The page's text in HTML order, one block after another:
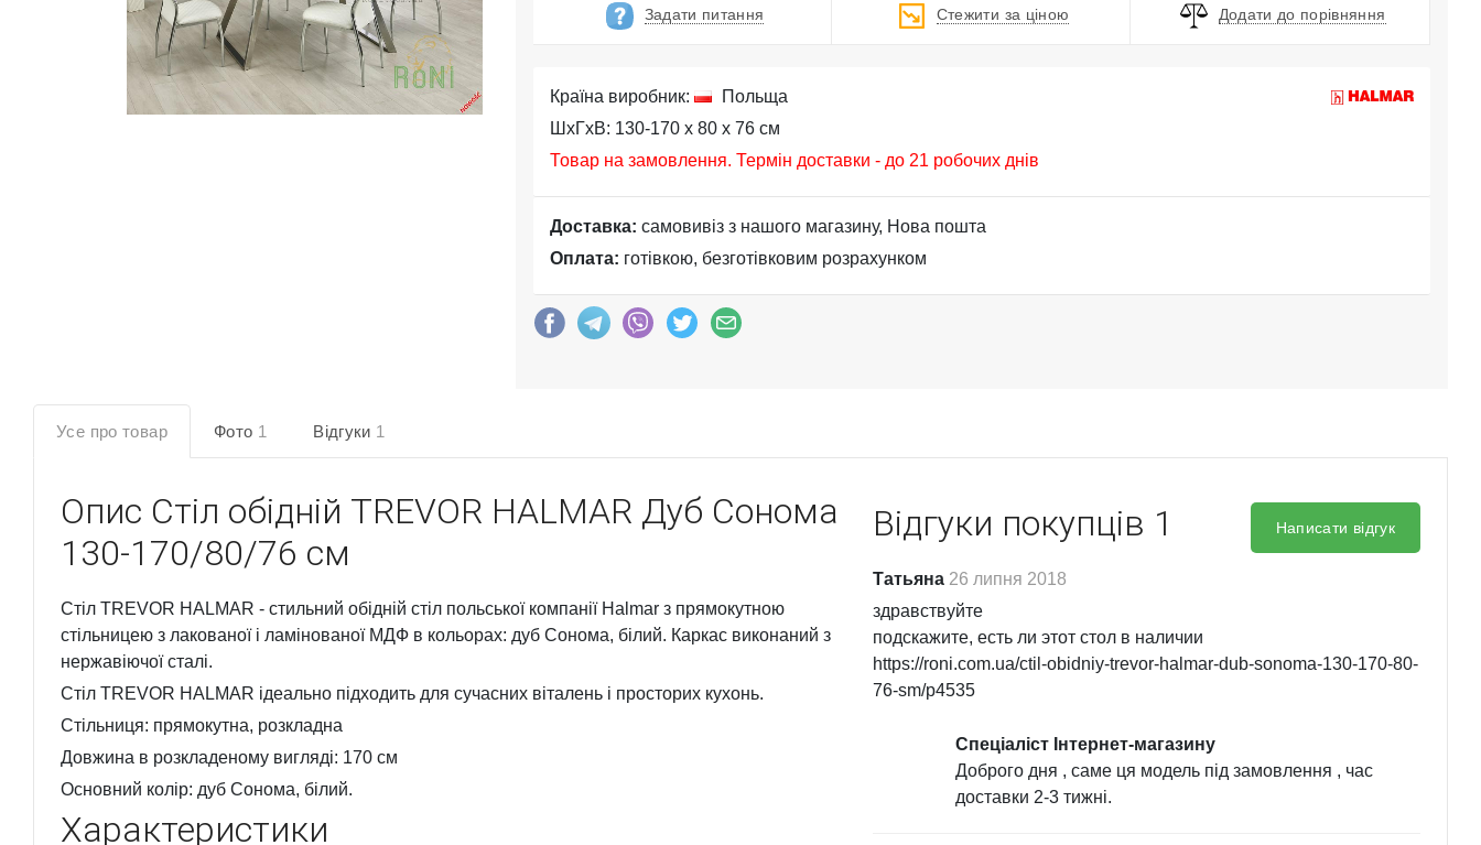
Задати питання Стежити за ціною Додати до порівняння
Країна виробник:
Польща
ШхГхВ: 130-170 x 80 x 76 см
Товар на замовлення. Термін доставки - до 21 робочих днів
Доставка: самовивіз з нашого магазину, Нова пошта
Оплата: готівкою, безготівковим розрахунком
Усе про товар Фото 1 Відгуки 1
Опис Cтіл обідній TREVOR HALMAR Дуб Сонома
130-170/80/76 см
Стіл TREVOR HALMAR - стильний обідній стіл польської компанії Halmar з прямокутною
стільницею з лакованої і ламінованої МДФ в кольорах: дуб Сонома, білий. Каркас виконаний з
нержавіючої сталі.
Стіл TREVOR HALMAR ідеально підходить для сучасних віталень і просторих кухонь.
Стільниця: прямокутна, розкладна
Довжина в розкладеному вигляді: 170 см
Основний колір: дуб Сонома, білий.
Характеристики
Написати відгук
Відгуки покупців 1
Татьяна 26 липня 2018
здравствуйте
подскажите, есть ли этот стол в наличии
https://roni.com.ua/ctil-obidniy-trevor-halmar-dub-sonoma-130-170-80-
76-sm/p4535
Спеціаліст Інтернет-магазину
Доброго дня , саме ця модель під замовлення , час
доставки 2-3 тижні.